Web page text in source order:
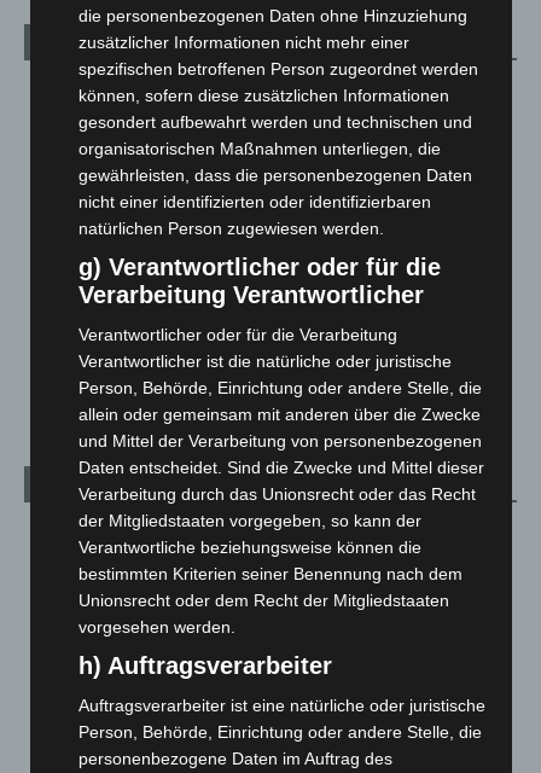
Kategorien
Blaulicht
Corona-News
Hannover und Region
Langenhagen und Ortsteile
Leserbriefe
Menschen
Veranstaltungen
1.269
Archiv
August 2026(10)
Juli 2026(73)
Juni 2026(139)
April 2026 (99)
März 2026(115)
Februar 2026(109)
die personenbezogenen Daten ohne Hinzuziehung
zusätzlicher Informationen nicht mehr einer
spezifischen betroffenen Person zugeordnet werden
können, sofern diese zusätzlichen Informationen
gesondert aufbewahrt werden und technischen und
organisatorischen Maßnahmen unterliegen, die
gewährleisten, dass die personenbezogenen Daten
nicht einer identifizierten oder identifizierbaren
natürlichen Person zugewiesen werden.
g) Verantwortlicher oder für die
Verarbeitung Verantwortlicher
Verantwortlicher oder für die Verarbeitung
Verantwortlicher ist die natürliche oder juristische
Person, Behörde, Einrichtung oder andere Stelle, die
allein oder gemeinsam mit anderen über die Zwecke
und Mittel der Verarbeitung von personenbezogenen
Daten entscheidet. Sind die Zwecke und Mittel dieser
Verarbeitung durch das Unionsrecht oder das Recht
der Mitgliedstaaten vorgegeben, so kann der
Verantwortliche beziehungsweise können die
bestimmten Kriterien seiner Benennung nach dem
Unionsrecht oder dem Recht der Mitgliedstaaten
vorgesehen werden.
h) Auftragsverarbeiter
Auftragsverarbeiter ist eine natürliche oder juristische
Person, Behörde, Einrichtung oder andere Stelle, die
personenbezogene Daten im Auftrag des